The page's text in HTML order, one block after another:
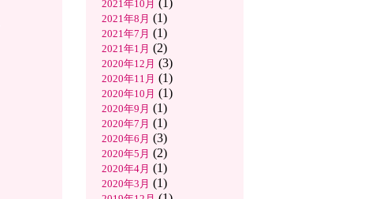
2021年10月 (1)
2021年8月 (1)
2021年7月 (1)
2021年1月 (2)
2020年12月 (3)
2020年11月 (1)
2020年10月 (1)
2020年9月 (1)
2020年7月 (1)
2020年6月 (3)
2020年5月 (2)
2020年4月 (1)
2020年3月 (1)